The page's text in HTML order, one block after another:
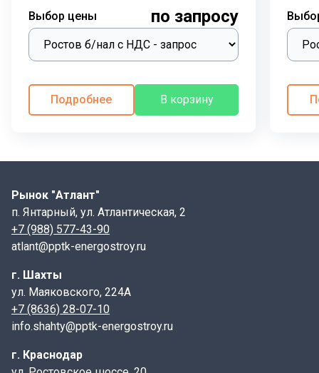
Выбор цены по запросу
Подробнее В корзину
Рынок "Атлант"
п. Янтарный, ул. Атлантическая, 2
+7 (988) 577-43-90
atlant@pptk-energostroy.ru
г. Шахты
ул. Маяковского, 224А
+7 (8636) 28-07-10
info.shahty@pptk-energostroy.ru
г. Краснодар